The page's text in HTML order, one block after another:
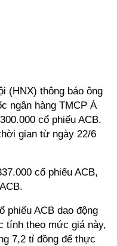
(HNX) thông báo ông
ngân hàng TMCP Á
cổ phiếu ACB.
gian từ ngày 22/6
cổ phiếu ACB,
phiếu ACB dao động
tính theo mức giá này,
7,2 tỉ đồng để thực